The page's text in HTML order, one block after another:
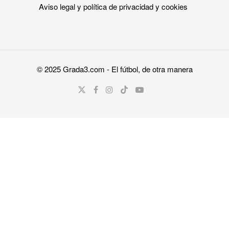
Aviso legal y política de privacidad y cookies​
© 2025Grada3.com - El fútbol, de otra manera